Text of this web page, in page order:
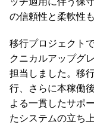
の信頼性と柔軟性
移行プロジェクト
クニカルアップグ
担当しました。移
行、さらに本稼働
よる一貫したサポ
たシステムの立ち